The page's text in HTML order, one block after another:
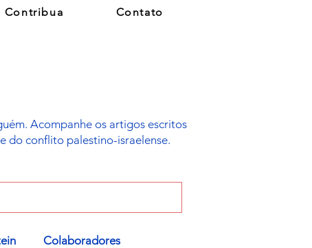
Contribua Contato
Acompanhe os artigos escritos
do conflito palestino-israelense.
Colaboradores